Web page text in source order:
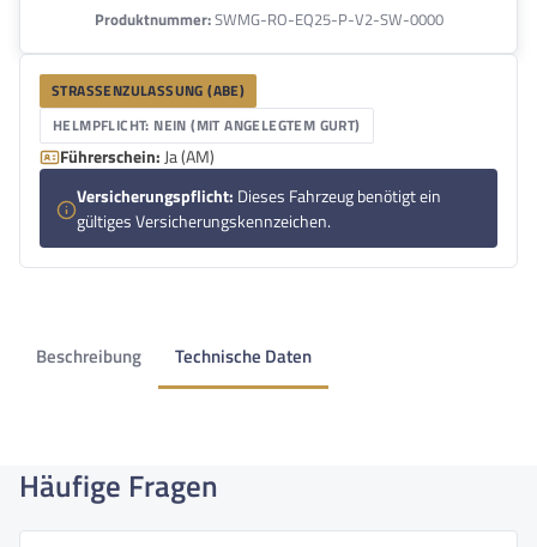
Produktnummer:SWMG-RO-EQ25-P-V2-SW-0000
STRASSENZULASSUNG (ABE)
HELMPFLICHT: NEIN (MIT ANGELEGTEM GURT)
Führerschein: Ja (AM)
Versicherungspflicht: Dieses Fahrzeug benötigt ein
gültiges Versicherungskennzeichen.
Beschreibung Technische Daten
Häufige Fragen